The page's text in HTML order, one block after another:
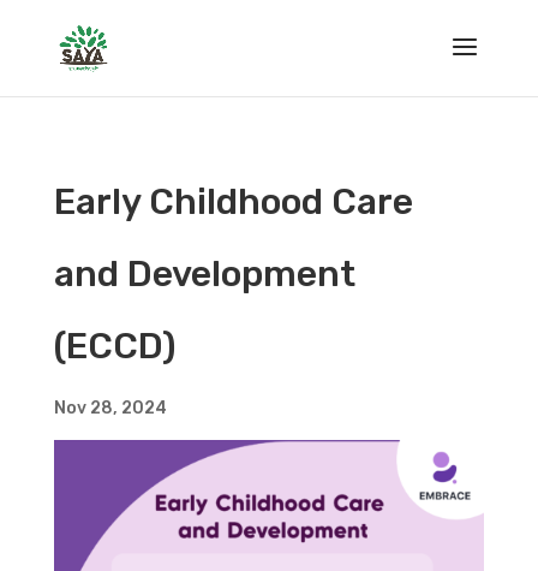
Early Childhood Care
and Development
(ECCD)
Nov 28, 2024